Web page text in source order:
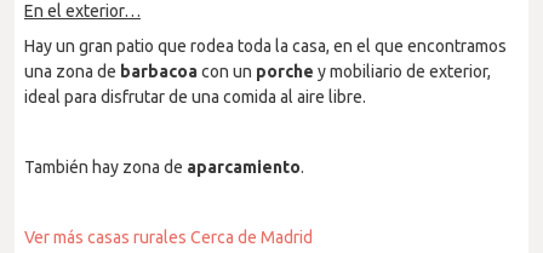
En el exterior…
Hay un gran patio que rodea toda la casa, en el que encontramos
una zona de barbacoacon un porche y mobiliario de exterior,
ideal para disfrutar de una comida al aire libre.
También hay zona de aparcamiento.
Ver más casas rurales Cerca de Madrid